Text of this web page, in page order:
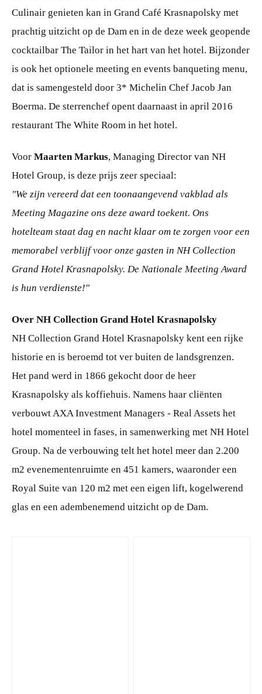
Culinair genieten kan in Grand Café Krasnapolsky met
prachtig uitzicht op de Dam en in de deze week geopende
cocktailbar The Tailor in het hart van het hotel. Bijzonder
is ook het optionele meeting en events banqueting menu,
dat is samengesteld door 3* Michelin Chef Jacob Jan
Boerma. De sterrenchef opent daarnaast in april 2016
restaurant The White Room in het hotel.
Voor Maarten Markus, Managing Director van NH
Hotel Group, is deze prijs zeer speciaal:
"We zijn vereerd dat een toonaangevend vakblad als
Meeting Magazine ons deze award toekent. Ons
hotelteam staat dag en nacht klaar om te zorgen voor een
memorabel verblijf voor onze gasten in NH Collection
Grand Hotel Krasnapolsky. De Nationale Meeting Award
is hun verdienste!"
Over NH Collection Grand Hotel Krasnapolsky
NH Collection Grand Hotel Krasnapolsky kent een rijke
historie en is beroemd tot ver buiten de landsgrenzen.
Het pand werd in 1866 gekocht door de heer
Krasnapolsky als koffiehuis. Namens haar cliënten
verbouwt AXA Investment Managers - Real Assets het
hotel momenteel in fases, in samenwerking met NH Hotel
Group. Na de verbouwing telt het hotel meer dan 2.200
m2 evenementenruimte en 451 kamers, waaronder een
Royal Suite van 120 m2 met een eigen lift, kogelwerend
glas en een adembenemend uitzicht op de Dam.